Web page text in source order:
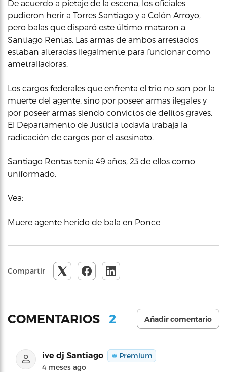
De acuerdo a pietaje de la escena, los oficiales
pudieron herir a Torres Santiago y a Colón Arroyo,
pero balas que disparó este último mataron a
Santiago Rentas. Las armas de ambos arrestados
estaban alteradas ilegalmente para funcionar como
ametralladoras.
Los cargos federales que enfrenta el trio no son por la
muerte del agente, sino por poseer armas ilegales y
por poseer armas siendo convictos de delitos graves.
El Departamento de Justicia todavía trabaja la
radicación de cargos por el asesinato.
Santiago Rentas tenía 49 años, 23 de ellos como
uniformado.
Vea:
Muere agente herido de bala en Ponce
Compartir
COMENTARIOS 2 Añadir comentario
ive dj Santiago
Premium
4 meses ago